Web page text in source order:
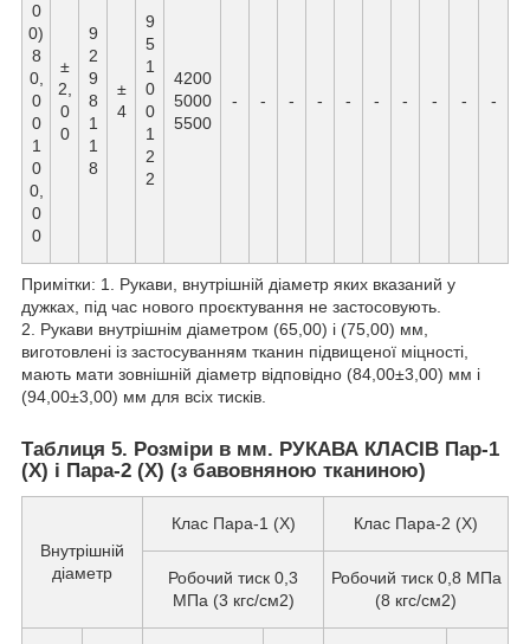
0
0)
8
0,
0
0
1
0
0,
0
0
±
2,
0
0
9
2
9
8
1
1
8
±
4
9
5
1
0
0
1
2
2
4200
5000
5500
- - - - - - - - - -
Примітки: 1. Рукави, внутрішній діаметр яких вказаний у
дужках, під час нового проєктування не застосовують.
2. Рукави внутрішнім діаметром (65,00) і (75,00) мм,
виготовлені із застосуванням тканин підвищеної міцності,
мають мати зовнішній діаметр відповідно (84,00±3,00) мм і
(94,00±3,00) мм для всіх тисків.
Таблиця 5. Розміри в мм. РУКАВА КЛАСІВ Пар-1
(X) і Пара-2 (X) (з бавовняною тканиною)
Внутрішній
діаметр
Клас Пара-1 (X) Клас Пара-2 (X)
Робочий тиск 0,3
МПа (3 кгс/см2)
Робочий тиск 0,8 МПа
(8 кгс/см2)